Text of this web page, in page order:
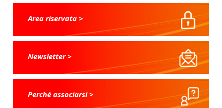
Area riservata >
Newsletter >
Perché associarsi >